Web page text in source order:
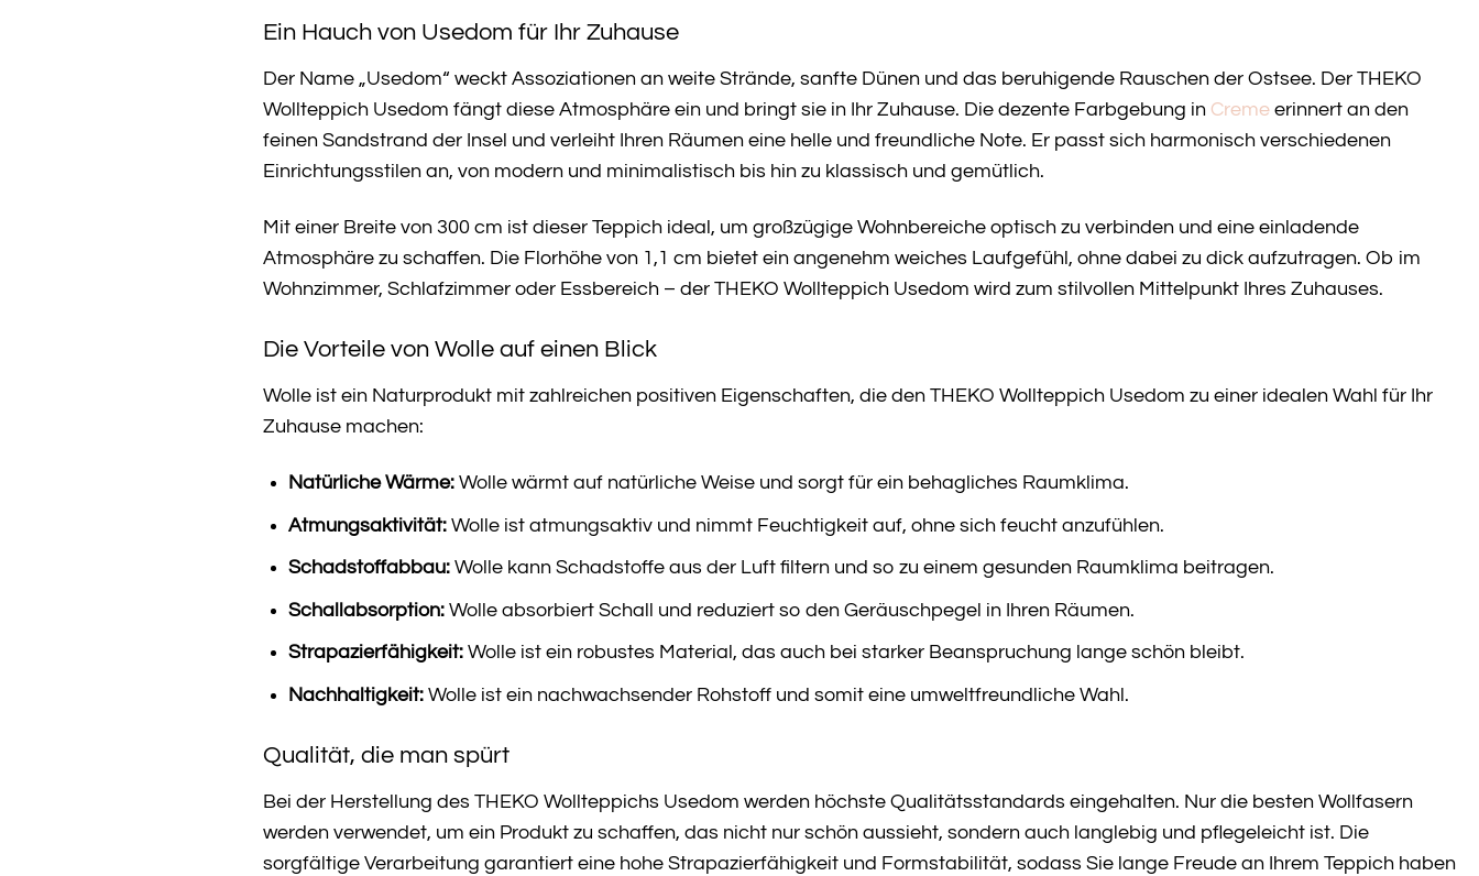
Ein Hauch von Usedom für Ihr Zuhause
Der Name „Usedom“ weckt Assoziationen an weite Strände, sanfte Dünen und das beruhigende Rauschen der Ostsee. Der THEKO
Wollteppich Usedom fängt diese Atmosphäre ein und bringt sie in Ihr Zuhause. Die dezente Farbgebung in Creme erinnert an den
feinen Sandstrand der Insel und verleiht Ihren Räumen eine helle und freundliche Note. Er passt sich harmonisch verschiedenen
Einrichtungsstilen an, von modern und minimalistisch bis hin zu klassisch und gemütlich.
Mit einer Breite von 300 cm ist dieser Teppich ideal, um großzügige Wohnbereiche optisch zu verbinden und eine einladende
Atmosphäre zu schaffen. Die Florhöhe von 1,1 cm bietet ein angenehm weiches Laufgefühl, ohne dabei zu dick aufzutragen. Ob im
Wohnzimmer, Schlafzimmer oder Essbereich – der THEKO Wollteppich Usedom wird zum stilvollen Mittelpunkt Ihres Zuhauses.
Die Vorteile von Wolle auf einen Blick
Wolle ist ein Naturprodukt mit zahlreichen positiven Eigenschaften, die den THEKO Wollteppich Usedom zu einer idealen Wahl für Ihr
Zuhause machen:
Natürliche Wärme:Wolle wärmt auf natürliche Weise und sorgt für ein behagliches Raumklima.
Atmungsaktivität:Wolle ist atmungsaktiv und nimmt Feuchtigkeit auf, ohne sich feucht anzufühlen.
Schadstoffabbau:Wolle kann Schadstoffe aus der Luft filtern und so zu einem gesunden Raumklima beitragen.
Schallabsorption:Wolle absorbiert Schall und reduziert so den Geräuschpegel in Ihren Räumen.
Strapazierfähigkeit:Wolle ist ein robustes Material, das auch bei starker Beanspruchung lange schön bleibt.
Nachhaltigkeit:Wolle ist ein nachwachsender Rohstoff und somit eine umweltfreundliche Wahl.
Qualität, die man spürt
Bei der Herstellung des THEKO Wollteppichs Usedom werden höchste Qualitätsstandards eingehalten. Nur die besten Wollfasern
werden verwendet, um ein Produkt zu schaffen, das nicht nur schön aussieht, sondern auch langlebig und pflegeleicht ist. Die
sorgfältige Verarbeitung garantiert eine hohe Strapazierfähigkeit und Formstabilität, sodass Sie lange Freude an Ihrem Teppich haben